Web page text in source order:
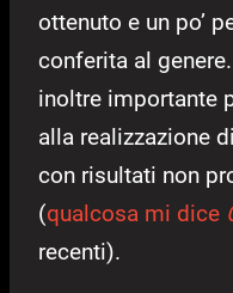
ottenuto e un po’
conferita al
inoltre importante
alla realizzazione
con risultati non
(qualcosa mi dice
recenti).